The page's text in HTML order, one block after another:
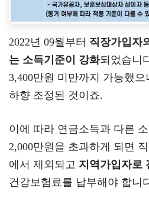
2022년 09월부터 직장가입자
는 소득기준이 강화되었습니
3,400만원 미만까지 가능했으
하향 조정된 것이죠.
이에 따라 연금소득과 다른
2,000만원을 초과하게 되면
에서 제외되고 지역가입자로
건강보험료를 납부해야 합니